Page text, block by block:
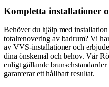
Kompletta installationer
Behöver du hjälp med
totalrenovering av badrum? Vi
av VVS-installationer och
dina önskemål och behov. Vår
enligt gällande
garanterar ett hållbart resultat.